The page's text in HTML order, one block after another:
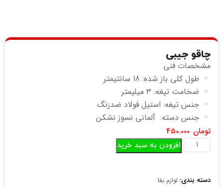
چاقو جیبی
مشخصات فنی
طول کلی باز شده: 18 سانتیمتر
ضخامت تیغه: ۳ میلیمتر
جنس تیغه: استیل فولاد ضدزنگ
جنس دسته: آلمانی نسوز نشکن
تومان 450.000
افزودن به سبد خرید
دسته بندی: لوازم بقا